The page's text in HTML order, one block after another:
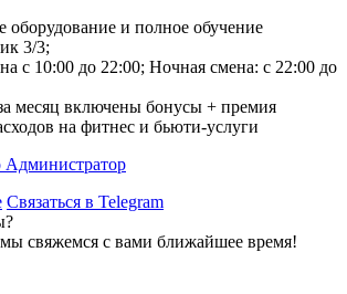
оборудование и полное обучение
3/3;
с 10:00 до 22:00; Ночная смена: с 22:00 до
месяц включены бонусы + премия
на фитнес и бьюти-услуги
Администратор
Связаться в Telegram
мы свяжемся с вами ближайшее время!